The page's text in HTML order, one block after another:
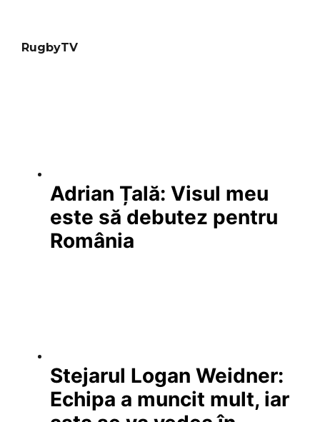
RugbyTV
Adrian Țală: Visul meu
este să debutez pentru
România
Stejarul Logan Weidner:
Echipa a muncit mult, iar